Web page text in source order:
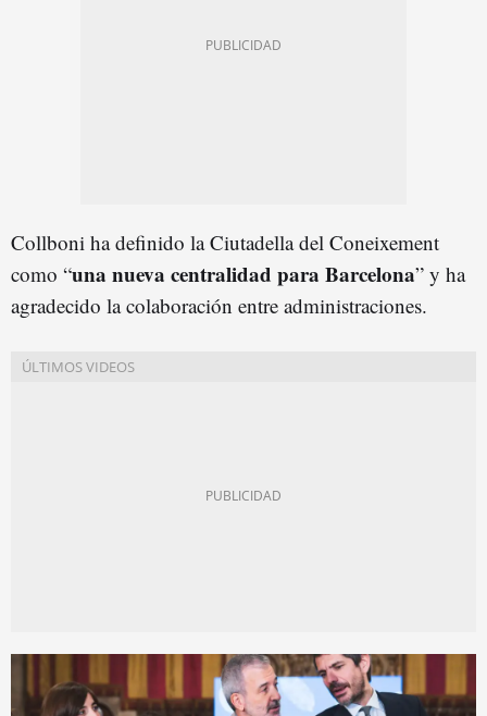
Collboni ha definido la Ciutadella del Coneixement
como “una nueva centralidad para Barcelona” y ha
agradecido la colaboración entre administraciones.